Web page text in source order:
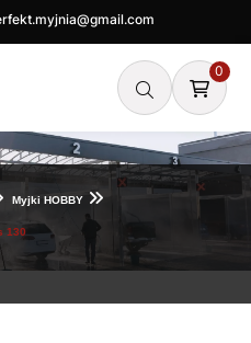
0
Myjki HOBBY
130